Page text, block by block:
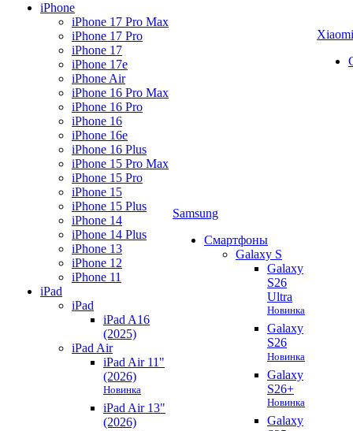
iPhone
iPhone 17 Pro Max
iPhone 17 Pro
iPhone 17
iPhone 17e
iPhone Air
iPhone 16 Pro Max
iPhone 16 Pro
iPhone 16
iPhone 16e
iPhone 16 Plus
iPhone 15 Pro Max
iPhone 15 Pro
iPhone 15
iPhone 15 Plus
iPhone 14
iPhone 14 Plus
iPhone 13
iPhone 12
iPhone 11
iPad
iPad
iPad A16
(2025)
iPad Air
iPad Air 11"
(2026)
Новинка
iPad Air 13"
(2026)
Samsung
Смартфоны
Galaxy S
Galaxy
S26
Ultra
Новинка
Galaxy
S26
Новинка
Galaxy
S26+
Новинка
Galaxy
Xiaomi